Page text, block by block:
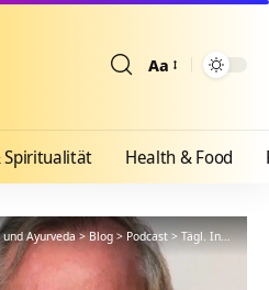
Aa
Spiritualität Health & Food
Ayurveda>Blog>Podcast>Tägl. Inspiration